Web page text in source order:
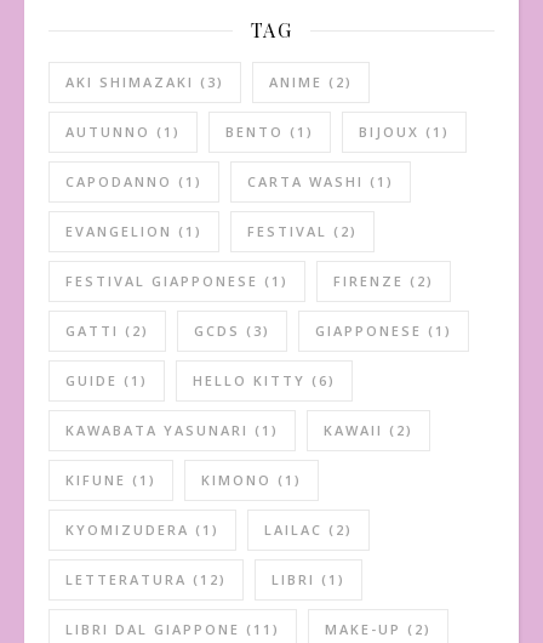
TAG
AKI SHIMAZAKI (3) ANIME (2)
AUTUNNO (1) BENTO (1) BIJOUX (1)
CAPODANNO (1) CARTA WASHI (1)
EVANGELION (1) FESTIVAL (2)
FESTIVAL GIAPPONESE (1) FIRENZE (2)
GATTI (2) GCDS (3) GIAPPONESE (1)
GUIDE (1) HELLO KITTY (6)
KAWABATA YASUNARI (1) KAWAII (2)
KIFUNE (1) KIMONO (1)
KYOMIZUDERA (1) LAILAC (2)
LETTERATURA (12) LIBRI (1)
LIBRI DAL GIAPPONE (11) MAKE-UP (2)